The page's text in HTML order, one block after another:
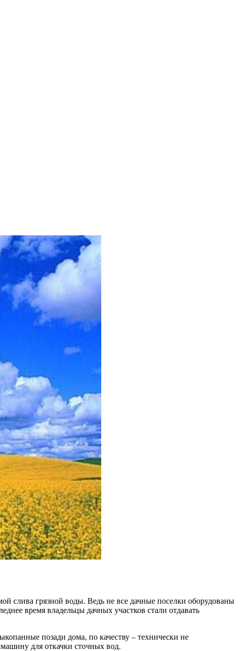
слива грязной воды. Ведь не все дачные поселки оборудованы
время владельцы дачных участков стали отдавать
позади дома, по качеству – технически не
для откачки сточных вод.